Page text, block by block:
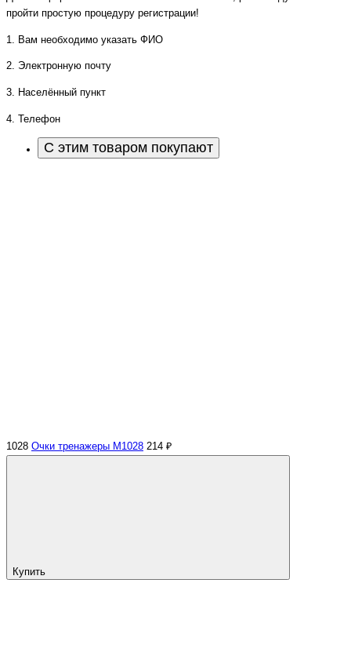
пройти простую процедуру регистрации!
1. Вам необходимо указать ФИО
2. Электронную почту
3. Населённый пункт
4. Телефон
С этим товаром покупают
1028 Очки тренажеры M1028 214 ₽
Купить